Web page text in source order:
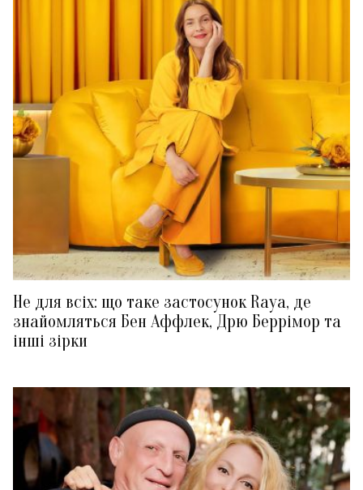
Не для всіх: що таке застосунок Raya, де
знайомляться Бен Аффлек, Дрю Беррімор та
інші зірки